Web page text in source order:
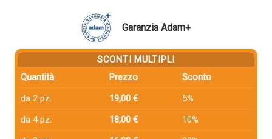
Garanzia Adam+
SCONTI MULTIPLI
Quantità
Prezzo
Sconto
da 2 pz.
19,00 €
5%
da 4 pz.
18,00 €
10%